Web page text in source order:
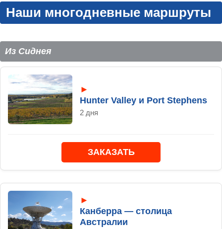
Наши многодневные маршруты
Из Сиднея
►
Hunter Valley и Port Stephens
2 дня
ЗАКАЗАТЬ
►
Канберра — столица
Австралии